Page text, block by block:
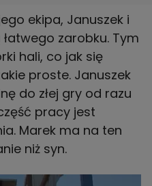
ekipa, Januszek i
łatwego zarobku. Tym
hali, co jak się
proste. Januszek
do złej gry od razu
pracy jest
Marek ma na ten
niż syn.